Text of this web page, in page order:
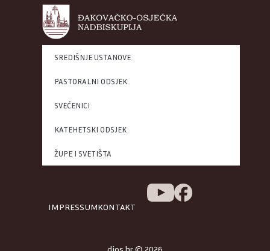
SREDIŠNJE USTANOVE
PASTORALNI ODSJEK
SVEĆENICI
KATEHETSKI ODSJEK
ŽUPE I SVETIŠTA
IMPRESSUMKONTAKT
djos.hr © 2026.